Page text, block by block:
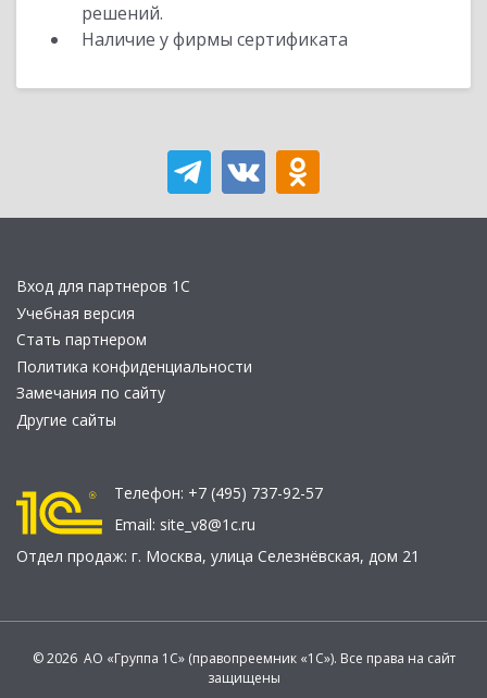
решений.
Наличие у фирмы сертификата
Вход для партнеров 1С
Учебная версия
Стать партнером
Политика конфиденциальности
Замечания по сайту
Другие сайты
Телефон: +7 (495) 737-92-57
Email: site_v8@1c.ru
Отдел продаж: г. Москва, улица Селезнёвская, дом 21
© 2026 АО «Группа 1С» (правопреемник «1С»). Все права на сайт
защищены